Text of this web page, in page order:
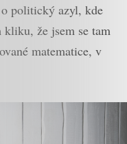
politický azyl, kde
že jsem se tam
matematice, v